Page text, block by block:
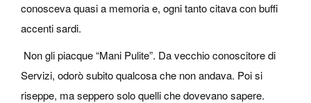
conosceva quasi a memoria e, ogni tanto citava con buffi
accenti sardi.
Non gli piacque “Mani Pulite”. Da vecchio conoscitore di
Servizi, odorò subito qualcosa che non andava. Poi si
riseppe, ma seppero solo quelli che dovevano sapere.